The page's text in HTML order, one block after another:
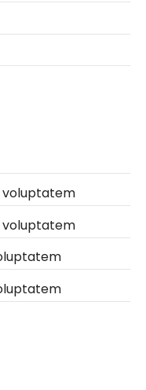
voluptatem
voluptatem